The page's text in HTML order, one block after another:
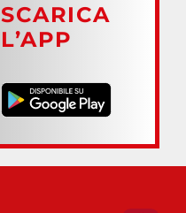
SCARICA
L’APP